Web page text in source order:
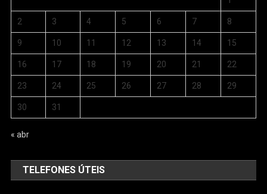
2 3 4 5 6 7 8
9 10 11 12 13 14 15
16 17 18 19 20 21 22
23 24 25 26 27 28 29
30 31
« abr
TELEFONES ÚTEIS